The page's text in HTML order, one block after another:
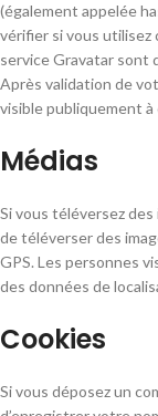
(également appelée
vérifier si vous utilisez
service Gravatar sont
Après validation de
visible publiquement
Médias
Si vous téléversez
de téléverser des
GPS. Les personnes
des données de
Cookies
Si vous déposez un